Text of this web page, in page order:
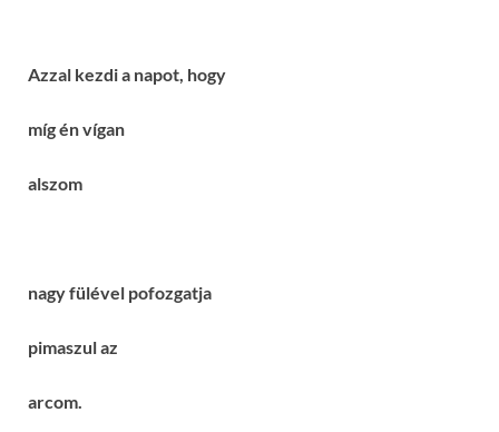
Azzal kezdi a napot, hogy
míg én vígan
alszom
nagy fülével pofozgatja
pimaszul az
arcom.